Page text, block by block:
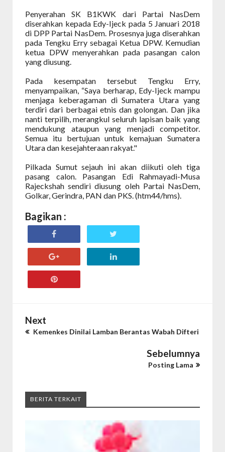
Penyerahan SK B1KWK dari Partai NasDem
diserahkan kepada Edy-Ijeck pada 5 Januari 2018
di DPP Partai NasDem. Prosesnya juga diserahkan
pada Tengku Erry sebagai Ketua DPW. Kemudian
ketua DPW menyerahkan pada pasangan calon
yang diusung.
Pada kesempatan tersebut Tengku Erry,
menyampaikan, “Saya berharap, Edy-Ijeck mampu
menjaga keberagaman di Sumatera Utara yang
terdiri dari berbagai etnis dan golongan. Dan jika
nanti terpilih, merangkul seluruh lapisan baik yang
mendukung ataupun yang menjadi competitor.
Semua itu bertujuan untuk kemajuan Sumatera
Utara dan kesejahteraan rakyat."
Pilkada Sumut sejauh ini akan diikuti oleh tiga
pasang calon. Pasangan Edi Rahmayadi-Musa
Rajeckshah sendiri diusung oleh Partai NasDem,
Golkar, Gerindra, PAN dan PKS. (htm44/hms).
Bagikan :
Next
Kemenkes Dinilai Lamban Berantas Wabah Difteri
Sebelumnya
Posting Lama
BERITA TERKAIT